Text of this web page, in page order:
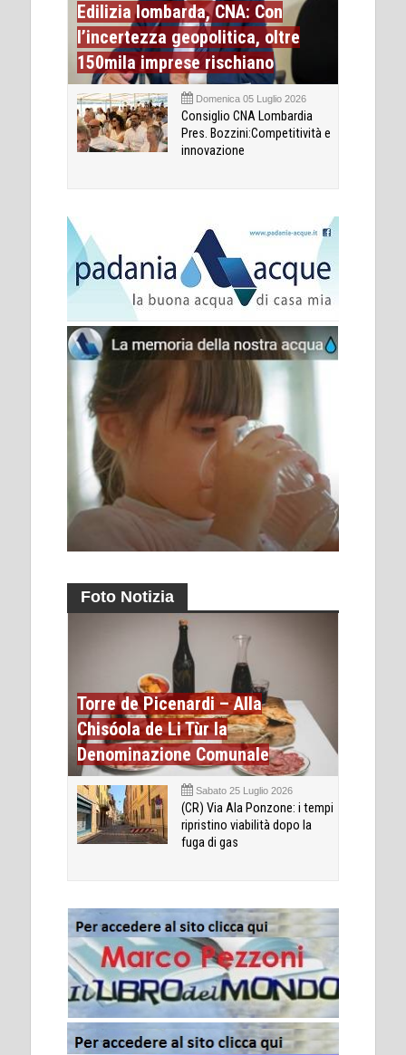
Edilizia lombarda, CNA: Con
l’incertezza geopolitica, oltre
150mila imprese rischiano
Domenica 05 Luglio 2026
Consiglio CNA Lombardia
Pres. Bozzini:Competitività e
innovazione
Foto Notizia
Torre de Picenardi – Alla
Chisóola de Li Tùr la
Denominazione Comunale
Sabato 25 Luglio 2026
(CR) Via Ala Ponzone: i tempi
ripristino viabilità dopo la
fuga di gas